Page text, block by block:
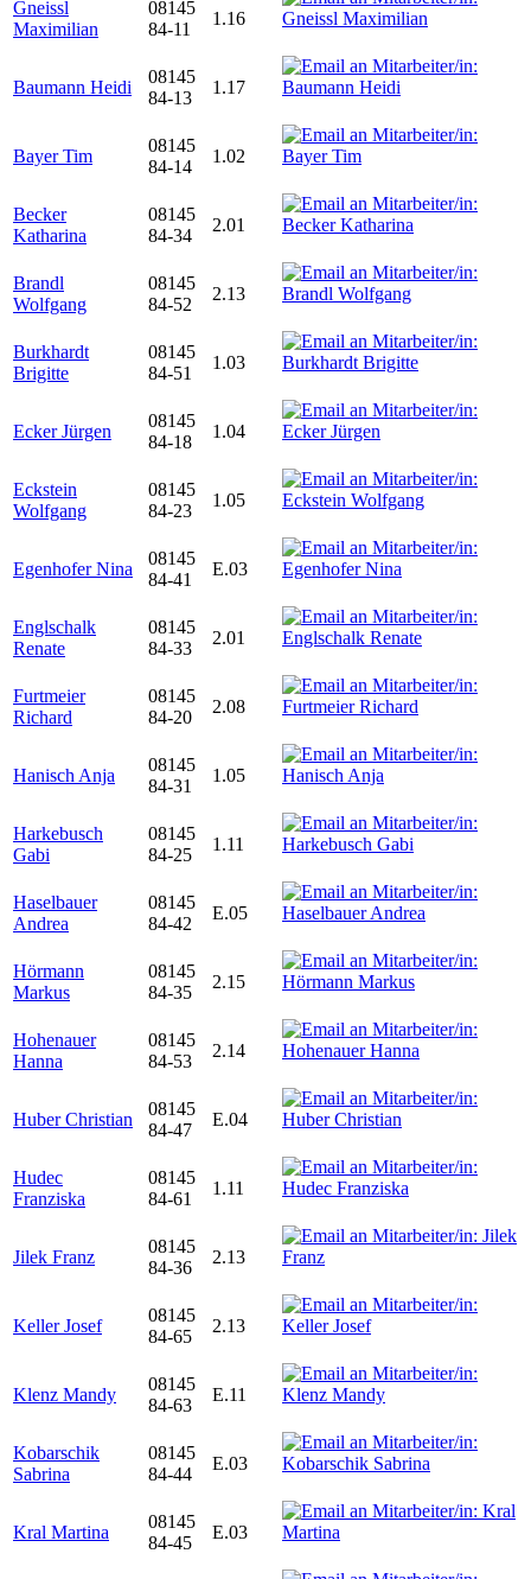
Gneissl
Maximilian
08145
84-11
1.16
Baumann Heidi
08145
84-13
1.17
Bayer Tim
08145
84-14
1.02
Becker
Katharina
08145
84-34
2.01
Brandl
Wolfgang
08145
84-52
2.13
Burkhardt
Brigitte
08145
84-51
1.03
Ecker Jürgen
08145
84-18
1.04
Eckstein
Wolfgang
08145
84-23
1.05
Egenhofer Nina
08145
84-41
E.03
Englschalk
Renate
08145
84-33
2.01
Furtmeier
Richard
08145
84-20
2.08
Hanisch Anja
08145
84-31
1.05
Harkebusch
Gabi
08145
84-25
1.11
Haselbauer
Andrea
08145
84-42
E.05
Hörmann
Markus
08145
84-35
2.15
Hohenauer
Hanna
08145
84-53
2.14
Huber Christian
08145
84-47
E.04
Hudec
Franziska
08145
84-61
1.11
Jilek Franz
08145
84-36
2.13
Keller Josef
08145
84-65
2.13
Klenz Mandy
08145
84-63
E.11
Kobarschik
Sabrina
08145
84-44
E.03
Kral Martina
08145
84-45
E.03